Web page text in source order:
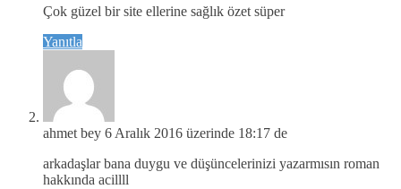
Çok güzel bir site ellerine sağlık özet süper
Yanıtla
ahmet bey 6 Aralık 2016 üzerinde 18:17 de
arkadaşlar bana duygu ve düşüncelerinizi yazarmısın roman
hakkında acillll